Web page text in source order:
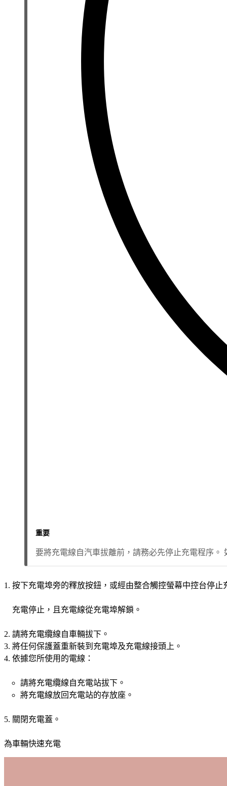
重要
要將充電線自汽車拔離前，請務必先停止充電程序
按下充電埠旁的釋放按鈕，或經由整合觸控螢幕中控台停止
充電停止，且充電線從充電埠解鎖。
請將充電纜線自車輛拔下。
將任何保護蓋重新裝到充電埠及充電線接頭上。
依據您所使用的電線：
請將充電纜線自充電站拔下。
將充電線放回充電站的存放座。
關閉充電蓋。
為車輛快速充電